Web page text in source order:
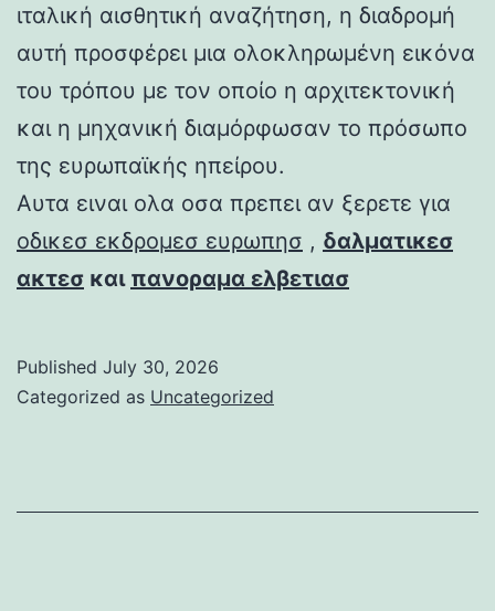
ιταλική αισθητική αναζήτηση, η διαδρομή
αυτή προσφέρει μια ολοκληρωμένη εικόνα
του τρόπου με τον οποίο η αρχιτεκτονική
και η μηχανική διαμόρφωσαν το πρόσωπο
της ευρωπαϊκής ηπείρου.
Αυτα ειναι ολα οσα πρεπει αν ξερετε για
οδικεσ εκδρομεσ ευρωπησ , δαλματικεσ
ακτεσ και πανοραμα ελβετιασ
Published July 30, 2026
Categorized as Uncategorized